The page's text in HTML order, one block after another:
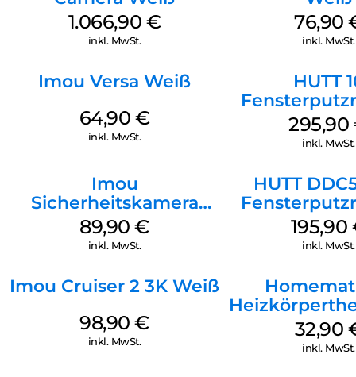
Reinigungshilfe beherrscht mehrere Sprachszenarien, damit
du spielend leicht reinigen kannst.
1.066,90 €
inkl. MwSt.
76,90
inkl. MwSt.
Imou Versa Weiß
64,90 €
inkl. MwSt.
HUTT
Weiß
295,90
inkl. MwSt.
Imou
Sicherheitskamera
Draußen IPC-F42EAP
Geschoss Weiß
89,90€
inkl. MwSt.
HUTT
Weiß
195,90
inkl. MwSt.
Imou Cruiser 2 3K Weiß
98,90€
inkl. MwSt.
Basic
32,90
inkl. MwSt.